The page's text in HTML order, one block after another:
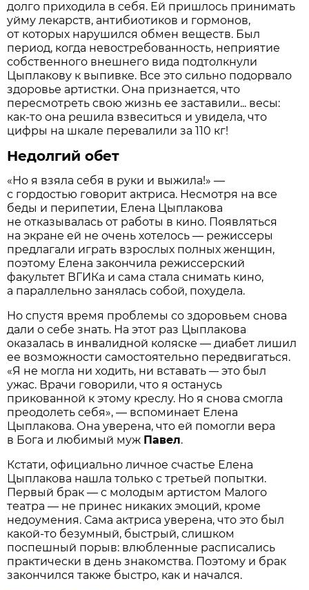
долго приходила в себя. Ей пришлось принимать
уйму лекарств, антибиотиков и гормонов,
от которых нарушился обмен веществ. Был
период, когда невостребованность, неприятие
собственного внешнего вида подтолкнули
Цыплакову к выпивке. Все это сильно подорвало
здоровье артистки. Она признается, что
пересмотреть свою жизнь ее заставили... весы:
как-то она решила взвеситься и увидела, что
цифры на шкале перевалили за 110 кг!
Недолгий обет
«Но я взяла себя в руки и выжила!» —
с гордостью говорит актриса. Несмотря на все
беды и перипетии, Елена Цыплакова
не отказывалась от работы в кино. Появляться
на экране ей не очень хотелось — режиссеры
предлагали играть взрослых полных женщин,
поэтому Елена закончила режиссерский
факультет ВГИКа и сама стала снимать кино,
а параллельно занялась собой, похудела.
Но спустя время проблемы со здоровьем снова
дали о себе знать. На этот раз Цыплакова
оказалась в инвалидной коляске — диабет лишил
ее возможности самостоятельно передвигаться.
«Я не могла ни ходить, ни вставать— это был
ужас. Врачи говорили, что я останусь
прикованной к этому креслу. Но я снова смогла
преодолеть себя», — вспоминает Елена
Цыплакова. Она уверена, что ей помогли вера
в Бога и любимый муж Павел.
Кстати, официально личное счастье Елена
Цыплакова нашла только с третьей попытки.
Первый брак — с молодым артистом Малого
театра — не принес никаких эмоций, кроме
недоумения. Сама актриса уверена, что это был
какой-то безумный, быстрый, слишком
поспешный порыв: влюбленные расписались
практически в день знакомства. Поэтому и брак
закончился также быстро, как и начался.